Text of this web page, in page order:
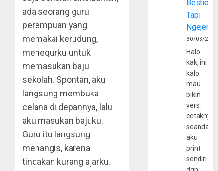
ada seorang guru
perempuan yang
memakai kerudung,
menegurku untuk
memasukan baju
sekolah. Spontan, aku
langsung membuka
celana di depannya, lalu
aku masukan bajuku.
Guru itu langsung
menangis, karena
tindakan kurang ajarku.
Bestie
Tapi
30/03/
Halo
kak, ini
kalo
mau
bikin
versi
cetaknya
aku
print
sendiri